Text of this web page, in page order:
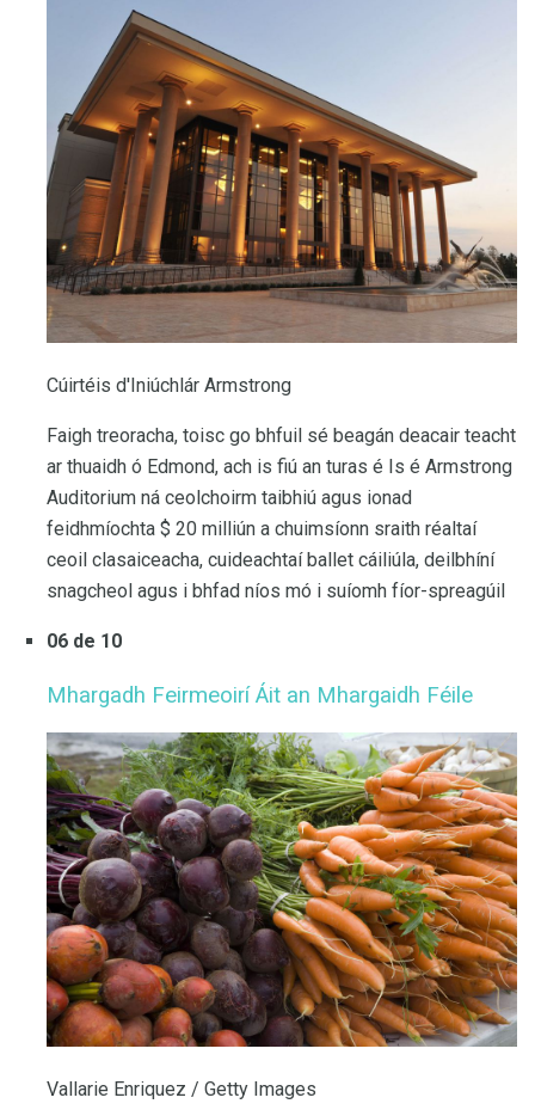
Cúirtéis d'Iniúchlár Armstrong
Faigh treoracha, toisc go bhfuil sé beagán deacair teacht
ar thuaidh ó Edmond, ach is fiú an turas é Is é Armstrong
Auditorium ná ceolchoirm taibhiú agus ionad
feidhmíochta $ 20 milliún a chuimsíonn sraith réaltaí
ceoil clasaiceacha, cuideachtaí ballet cáiliúla, deilbhíní
snagcheol agus i bhfad níos mó i suíomh fíor-spreagúil
06 de 10
Mhargadh Feirmeoirí Áit an Mhargaidh Féile
Vallarie Enriquez / Getty Images